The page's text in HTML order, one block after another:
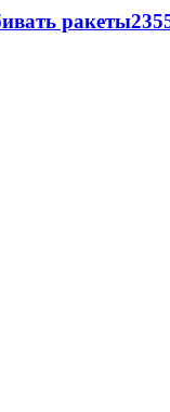
ракеты